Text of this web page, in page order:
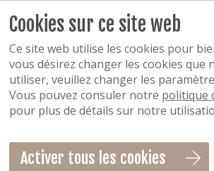
Cookies sur ce site web
Ce site web utilise les cookies pour
vous désirez changer les cookies que
utiliser, veuillez changer les
Vous pouvez consuler notre politique
pour plus de détails sur notre
Activer tous les cookies